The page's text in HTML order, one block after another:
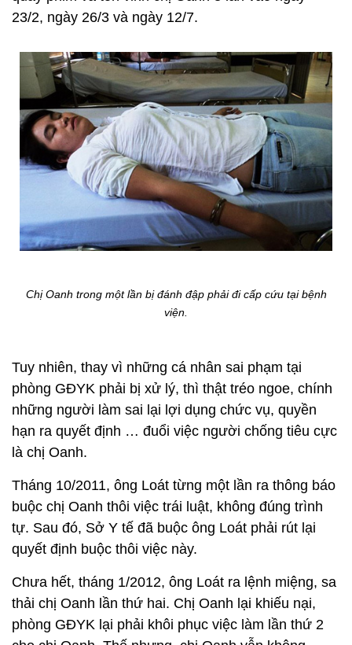
23/2, ngày 26/3 và ngày 12/7.
Chị Oanh trong một lần bị đánh đập phải đi cấp cứu tại bệnh
viện.
Tuy nhiên, thay vì những cá nhân sai phạm tại
phòng GĐYK phải bị xử lý, thì thật tréo ngoe, chính
những người làm sai lại lợi dụng chức vụ, quyền
hạn ra quyết định … đuổi việc người chống tiêu cực
là chị Oanh.
Tháng 10/2011, ông Loát từng một lần ra thông báo
buộc chị Oanh thôi việc trái luật, không đúng trình
tự. Sau đó, Sở Y tế đã buộc ông Loát phải rút lại
quyết định buộc thôi việc này.
Chưa hết, tháng 1/2012, ông Loát ra lệnh miệng, sa
thải chị Oanh lần thứ hai. Chị Oanh lại khiếu nại,
phòng GĐYK lại phải khôi phục việc làm lần thứ 2